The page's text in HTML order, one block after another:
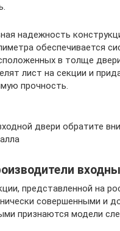
надежность
обеспечивается
в толще
лист на секции и
прочность.
двери обратите
представленной на
совершенными и
признаются модели